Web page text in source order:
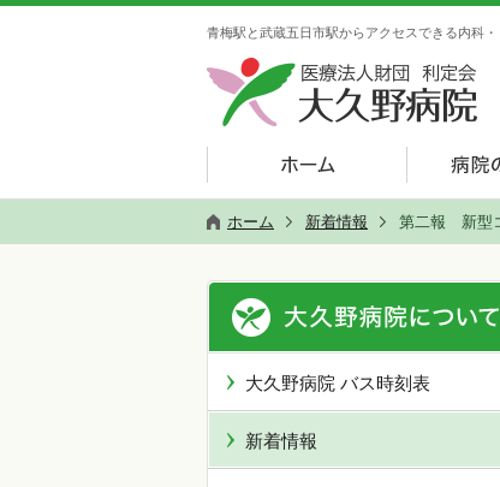
青梅駅と武蔵五日市駅からアクセスできる内科
ホーム 新着情報 第二報 新型
大久野病院 バス時刻表
新着情報